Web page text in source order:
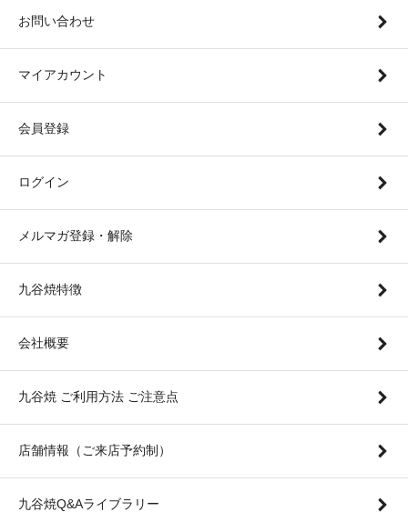
お問い合わせ
マイアカウント
会員登録
ログイン
メルマガ登録・解除
九谷焼特徴
会社概要
九谷焼 ご利用方法 ご注意点
店舗情報（ご来店予約制）
九谷焼Q&Aライブラリー